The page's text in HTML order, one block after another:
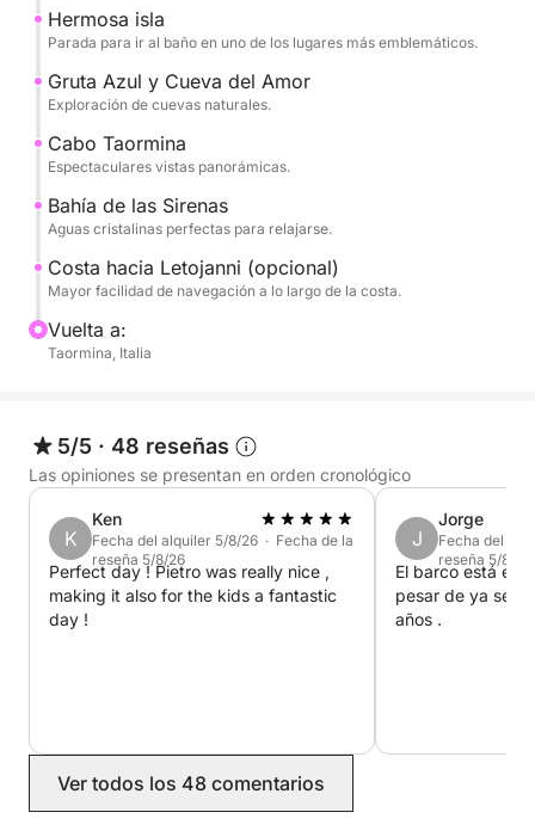
varias paradas para nadar, bañarte en aguas
cristalinas y relajarte a bordo. El ritmo es pausado y
agradable, diseñado para que disfrutes de cada
parada sin prisas.
Alternarás la navegación panorámica con largas
inmerso en uno de los paisajes más evocadores de
Sicilia.
Perfecta para parejas, familias o grupos de amigos,
esta excursión es ideal para quienes desean
disfrutar del mar al máximo.
desde el mar.
Hermosa isla
Parada para ir al baño en uno de los lugares más emblemáticos.
Gruta Azul y Cueva del Amor
Exploración de cuevas naturales.
Cabo Taormina
Espectaculares vistas panorámicas.
Bahía de las Sirenas
Aguas cristalinas perfectas para relajarse.
Costa hacia Letojanni (opcional)
Mayor facilidad de navegación a lo largo de la costa.
Vuelta a:
Taormina, Italia
5/5 · 48 reseñas
Las opiniones se presentan en orden cronológico
K
Ken
Fecha del alquiler 5/8/26 · Fecha de la
reseña 5/8/26
Perfect day ! Pietro was really nice ,
making it also for the kids a fantastic
day !
J
Jorge
Fecha del
reseña 5/8/26
El barco está en
pesar de ya ser
años .
Ver todos los 48 comentarios